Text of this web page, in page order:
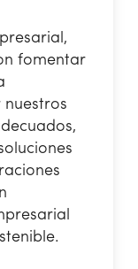
fomentar